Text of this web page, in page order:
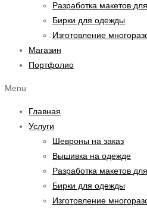
Разработка макетов
Бирки для одежды
Изготовление
Магазин
Портфолио
Menu
Главная
Услуги
Шевроны на заказ
Вышивка на одежде
Разработка макетов
Бирки для одежды
Изготовление